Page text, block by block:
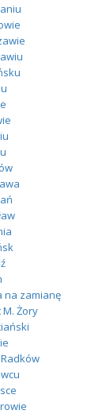
na zamianę
Żory